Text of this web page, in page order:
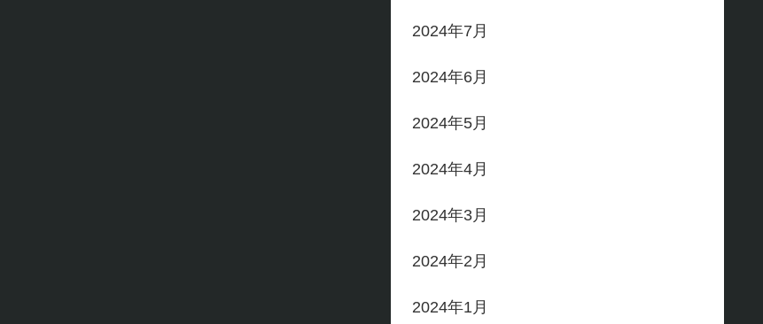
2024年7月
2024年6月
2024年5月
2024年4月
2024年3月
2024年2月
2024年1月